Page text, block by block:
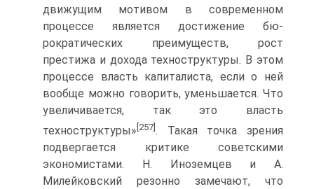
движущим мотивом в современном
процессе является достижение бю­
рократических преимуществ, рост
престижа и дохода техноструктуры. В этом
процессе власть капиталиста, если о ней
вообще можно говорить, уменьшается. Что
увеличивается, так это власть
техноструктуры» [257] . Такая точка зрения
подвергается критике советскими
экономистами. Н. Иноземцев и А.
Милейковский резонно замечают, что